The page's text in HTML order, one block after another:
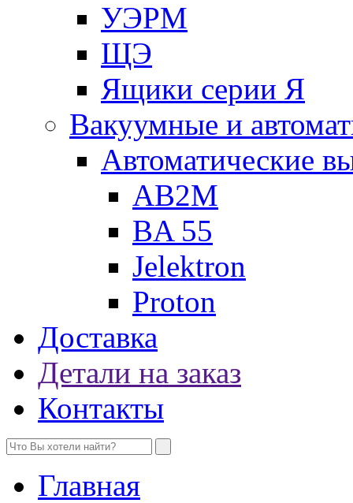
УЭРМ
ЩЭ
Ящики серии Я
Вакуумные и
Автоматические
AB2M
BA 55
Jelektron
Proton
Доставка
Детали на заказ
Контакты
Главная